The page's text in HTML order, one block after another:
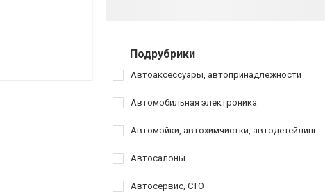
Подрубрики
Автоаксессуары, автопринадлежности
Автомобильная электроника
Автомойки, автохимчистки, автодетейлинг
Автосалоны
Автосервис, СТО